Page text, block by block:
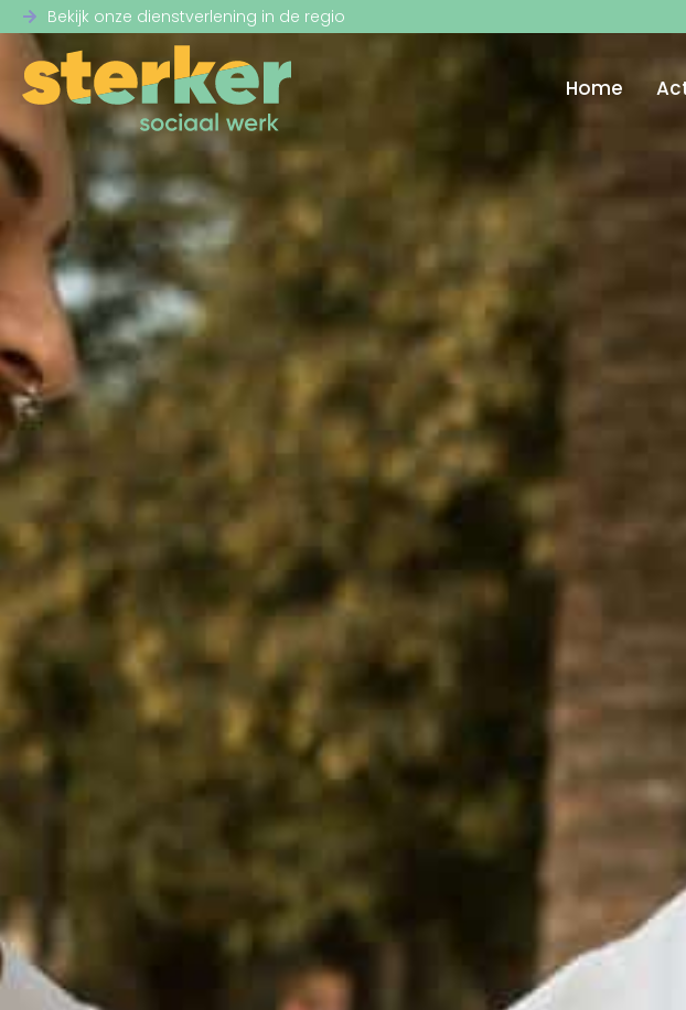
Bekijk onze dienstverlening in de regio
Home